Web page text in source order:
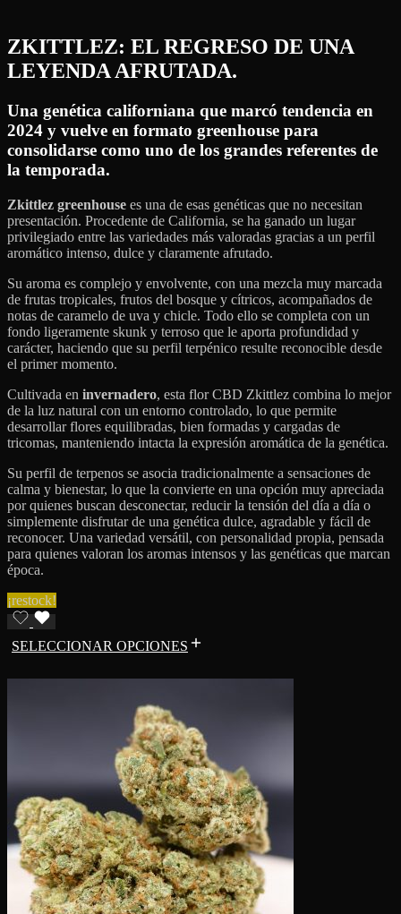
ZKITTLEZ: EL REGRESO DE UNA
LEYENDA AFRUTADA.
Una genética californiana que marcó tendencia en
2024 y vuelve en formato greenhouse para
consolidarse como uno de los grandes referentes de
la temporada.
Zkittlez greenhouse es una de esas genéticas que no necesitan
presentación. Procedente de California, se ha ganado un lugar
privilegiado entre las variedades más valoradas gracias a un perfil
aromático intenso, dulce y claramente afrutado.
Su aroma es complejo y envolvente, con una mezcla muy marcada
de frutas tropicales, frutos del bosque y cítricos, acompañados de
notas de caramelo de uva y chicle. Todo ello se completa con un
fondo ligeramente skunk y terroso que le aporta profundidad y
carácter, haciendo que su perfil terpénico resulte reconocible desde
el primer momento.
Cultivada en invernadero, esta flor CBD Zkittlez combina lo mejor
de la luz natural con un entorno controlado, lo que permite
desarrollar flores equilibradas, bien formadas y cargadas de
tricomas, manteniendo intacta la expresión aromática de la genética.
Su perfil de terpenos se asocia tradicionalmente a sensaciones de
calma y bienestar, lo que la convierte en una opción muy apreciada
por quienes buscan desconectar, reducir la tensión del día a día o
simplemente disfrutar de una genética dulce, agradable y fácil de
reconocer. Una variedad versátil, con personalidad propia, pensada
para quienes valoran los aromas intensos y las genéticas que marcan
época.
¡restock!
SELECCIONAR OPCIONES